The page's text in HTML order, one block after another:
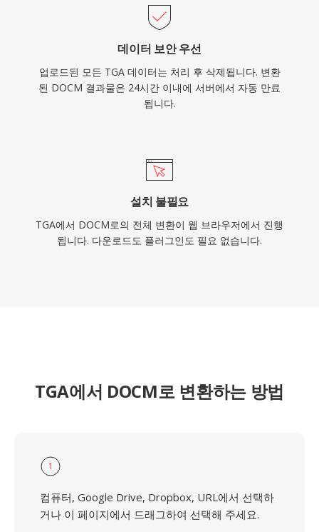
데이터 보안 우선
업로드된 모든 TGA 데이터는 처리 후 삭제됩니다. 변환
된 DOCM 결과물은 24시간 이내에 서버에서 자동 만료
됩니다.
설치 불필요
TGA에서 DOCM로의 전체 변환이 웹 브라우저에서 진행
됩니다. 다운로드도 플러그인도 필요 없습니다.
TGA에서 DOCM로 변환하는 방법
1
컴퓨터, Google Drive, Dropbox, URL에서 선택하
거나 이 페이지에서 드래그하여 선택해 주세요.